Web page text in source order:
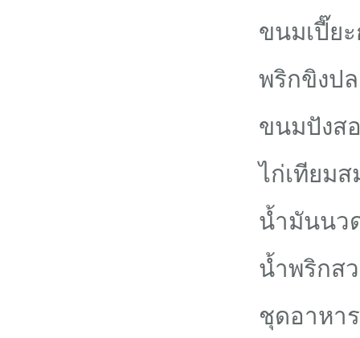
ขนมเปี๊ย
พริกขิงป
ขนมปังส
ไก่เทียม
น้ำมันนว
น้ำพริกส
ชุดอาหา